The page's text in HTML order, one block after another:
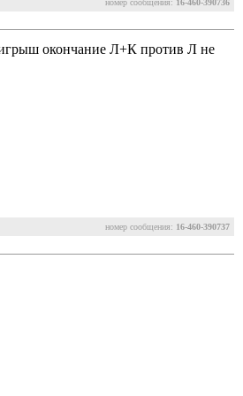
номер сообщения: 16-460-390736
окончание Л+К против Л не
номер сообщения: 16-460-390737